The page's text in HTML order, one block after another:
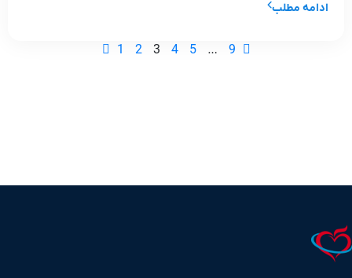
ادامه مطلب
 1 2 3 4 5 … 9 